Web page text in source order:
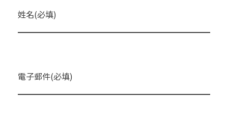
姓名(必填)
電子郵件(必填)